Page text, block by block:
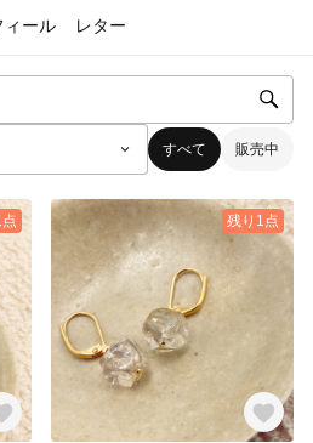
ィール レター
すべて 販売中
残り1点